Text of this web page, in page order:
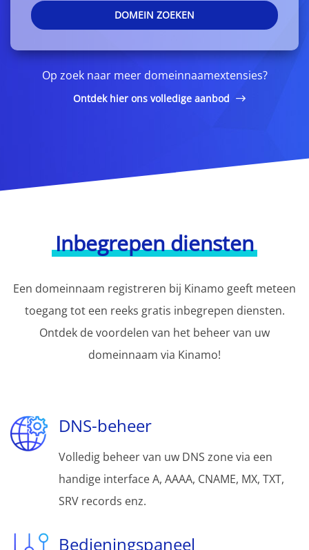
DOMEIN ZOEKEN
Op zoek naar meer domeinnaamextensies?
Ontdek hier ons volledige aanbod
Inbegrepen diensten
Een domeinnaam registreren bij Kinamo geeft meteen
toegang tot een reeks gratis inbegrepen diensten.
Ontdek de voordelen van het beheer van uw
domeinnaam via Kinamo!
DNS-beheer
Volledig beheer van uw DNS zone via een
handige interface A, AAAA, CNAME, MX, TXT,
SRV records enz.
Bedieningspaneel